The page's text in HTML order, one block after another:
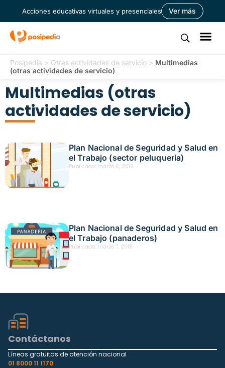
Acciones educativas virtuales y presenciales Ver más
Posipedia > Otras actividades de servicio > Multimedias
(otras actividades de servicio)
Multimedias (otras
actividades de servicio)
Plan Nacional de Seguridad y Salud en
el Trabajo (sector peluquería)
Publicado: marzo 8, 2019
Plan Nacional de Seguridad y Salud en
el Trabajo (panaderos)
Publicado: marzo 7, 2019
Contáctanos
Líneas gratuitas de atención nacional
01 8000 11 1170